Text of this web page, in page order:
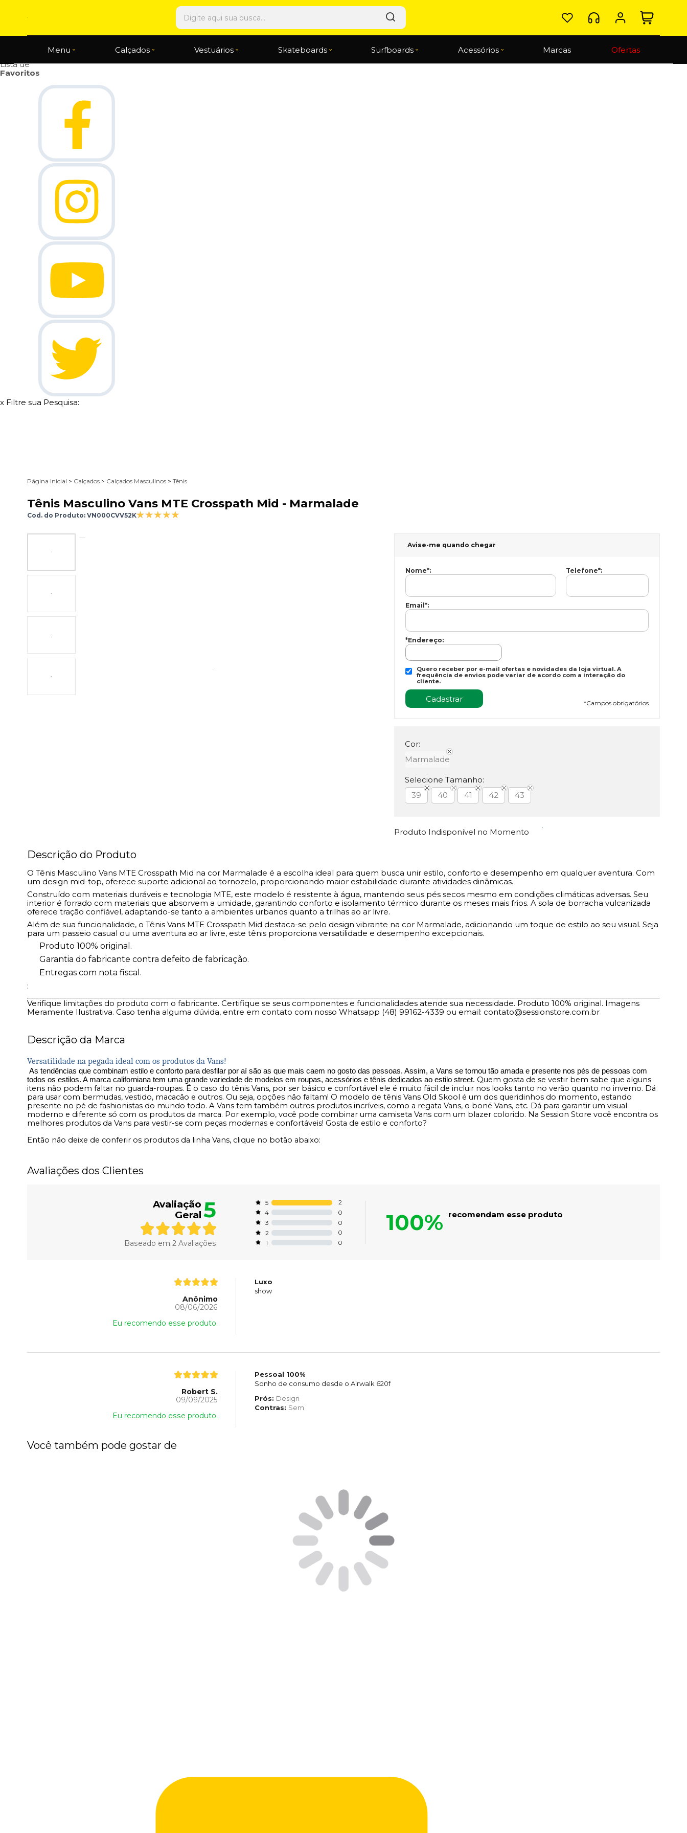
Página Inicial
Blog
Como Comprar
Fale Conosco
Lista de
Favoritos
x Filtre sua Pesquisa:
Menu Calçados Vestuários Skateboards Surfboards Acessórios Marcas Ofertas
Página Inicial > Calçados > Calçados Masculinos > Tênis
Tênis Masculino Vans MTE Crosspath Mid - Marmalade
Cod. do Produto: VN000CVV52K
Avise-me quando chegar
Nome*: Telefone*:
Email *:
*Endereço:
Quero receber por e-mail ofertas e novidades da loja virtual. A
frequência de envios pode variar de acordo com a interação do
cliente.
*Campos obrigatórios
Cor:
Marmalade
Selecione Tamanho:
39
40 41 42 43
Produto Indisponível no Momento
Descrição do Produto
O Tênis Masculino Vans MTE Crosspath Mid na cor Marmalade é a escolha ideal para quem busca unir estilo, conforto e desempenho em qualquer aventura. Com
um design mid-top, oferece suporte adicional ao tornozelo, proporcionando maior estabilidade durante atividades dinâmicas.
Construído com materiais duráveis e tecnologia MTE, este modelo é resistente à água, mantendo seus pés secos mesmo em condições climáticas adversas. Seu
interior é forrado com materiais que absorvem a umidade, garantindo conforto e isolamento térmico durante os meses mais frios. A sola de borracha vulcanizada
oferece tração confiável, adaptando-se tanto a ambientes urbanos quanto a trilhas ao ar livre.
Além de sua funcionalidade, o Tênis Vans MTE Crosspath Mid destaca-se pelo design vibrante na cor Marmalade, adicionando um toque de estilo ao seu visual. Seja
para um passeio casual ou uma aventura ao ar livre, este tênis proporciona versatilidade e desempenho excepcionais.
Produto 100% original.
Garantia do fabricante contra defeito de fabricação.
Entregas com nota fiscal.
:
Verifique limitações do produto com o fabricante. Certifique se seus componentes e funcionalidades atende sua necessidade. Produto 100% original. Imagens
Meramente Ilustrativa. Caso tenha alguma dúvida, entre em contato com nosso Whatsapp (48) 99162-4339 ou email: contato@sessionstore.com.br
Descrição da Marca
Versatilidade na pegada ideal com os produtos da Vans!
As tendências que combinam estilo e conforto para desfilar por aí são as que mais caem no gosto das pessoas. Assim, a Vans se tornou tão amada e presente nos pés de pessoas com
todos os estilos. A marca californiana tem uma grande variedade de modelos em roupas, acessórios e tênis dedicados ao estilo street. Quem gosta de se vestir bem sabe que alguns
itens não podem faltar no guarda-roupas. É o caso do tênis Vans, por ser básico e confortável ele é muito fácil de incluir nos looks tanto no verão quanto no inverno. D
para usar com bermudas, vestido, macacão e outros. Ou seja, opções não faltam! O modelo de tênis Vans Old Skool é um dos queridinhos do momento, estando
presente no pé de fashionistas do mundo todo. A Vans tem também outros produtos incríveis, como a regata Vans, o boné Vans, etc. Dá para garantir um visual
moderno e diferente só com os produtos da marca. Por exemplo, você pode combinar uma camiseta Vans com um blazer colorido. Na Session Store você encontra os
melhores produtos da Vans para vestir-se com peças modernas e confortáveis! Gosta de estilo e conforto?
Então não deixe de conferir os produtos da linha Vans, clique no botão abaixo:
Avaliações dos Clientes
Avaliação
Geral 5
Baseado em 2 Avaliações
5
2
4
0
3
0
2
0
1
0
100% recomendam esse produto
Anônimo
08/06/2026
Eu recomendo esse produto.
Luxo
show
Robert S.
09/09/2025
Eu recomendo esse produto.
Pessoal 100%
Sonho de consumo desde o Airwalk 620f
Prós: Design
Contras: Sem
Você também pode gostar de